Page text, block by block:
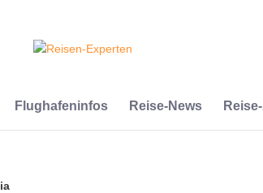
Flughafeninfos Reise-News